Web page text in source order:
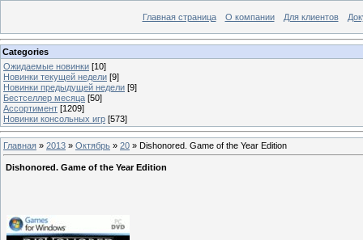
Главная страница О компании Для клиентов
Categories
Ожидаемые новинки [10]
Новинки текущей недели [9]
Новинки предыдущей недели [9]
Бестселлер месяца [50]
Ассортимент [1209]
Новинки консольных игр [573]
Главная » 2013 » Октябрь » 20 » Dishonored. Game of the Year Edition
Dishonored. Game of the Year Edition